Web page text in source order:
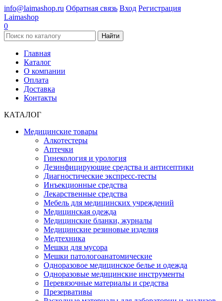
info@laimashop.ru Обратная связь Вход Регистрация
Laimashop
0
Найти
Главная
Каталог
О компании
Оплата
Доставка
Контакты
КАТАЛОГ
Медицинские товары
Алкотестеры
Аптечки
Гинекология и урология
Дезинфицирующие средства и антисептики
Диагностические экспресс-тесты
Инъекционные средства
Лекарственные средства
Мебель для медицинских учреждений
Медицинская одежда
Медицинские бланки, журналы
Медицинские резиновые изделия
Медтехника
Мешки для мусора
Мешки патологоанатомические
Одноразовое медицинское белье и одежда
Одноразовые медицинские инструменты
Перевязочные материалы и средства
Презервативы